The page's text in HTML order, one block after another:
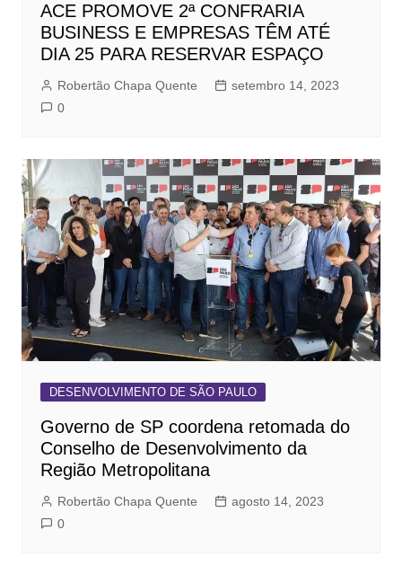
ACE PROMOVE 2ª CONFRARIA
BUSINESS E EMPRESAS TÊM ATÉ
DIA 25 PARA RESERVAR ESPAÇO
Robertão Chapa Quente
setembro 14, 2023
0
DESENVOLVIMENTO DE SÃO PAULO
Governo de SP coordena retomada do
Conselho de Desenvolvimento da
Região Metropolitana
Robertão Chapa Quente
agosto 14, 2023
0